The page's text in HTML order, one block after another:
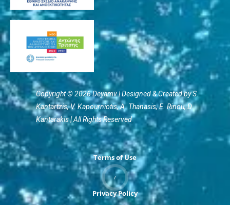
Copyright © 2026 Deyamv | Designed & Created by S.
Kantartzis, V. Kapourniotis, Α. Thanasis, E. Rinou, D.
Kantarakis | All Rights Reserved
Terms of Use
/
Privacy Policy